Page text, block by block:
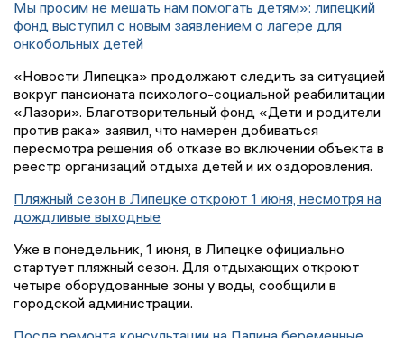
Мы просим не мешать нам помогать детям»: липецкий
фонд выступил с новым заявлением о лагере для
онкобольных детей
«Новости Липецка» продолжают следить за ситуацией
вокруг пансионата психолого-социальной реабилитации
«Лазори». Благотворительный фонд «Дети и родители
против рака» заявил, что намерен добиваться
пересмотра решения об отказе во включении объекта в
реестр организаций отдыха детей и их оздоровления.
Пляжный сезон в Липецке откроют 1 июня, несмотря на
дождливые выходные
Уже в понедельник, 1 июня, в Липецке официально
стартует пляжный сезон. Для отдыхающих откроют
четыре оборудованные зоны у воды, сообщили в
городской администрации.